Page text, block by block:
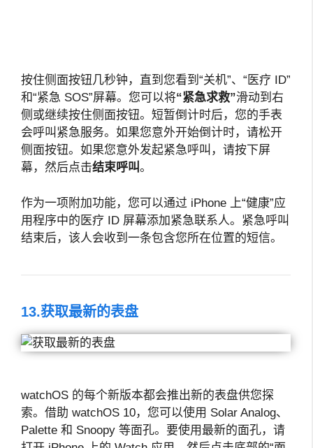
按住侧面按钮几秒钟，直到您看到“关机”、“医疗 ID”
和“紧急 SOS”屏幕。您可以将“紧急求救”滑动到右
侧或继续按住侧面按钮。短暂倒计时后，您的手表
会呼叫紧急服务。如果您意外开始倒计时，请松开
侧面按钮。如果您意外发起紧急呼叫，请按下屏
幕，然后点击结束呼叫。
作为一项附加功能，您可以通过 iPhone 上“健康”应
用程序中的医疗 ID 屏幕添加紧急联系人。紧急呼叫
结束后，该人会收到一条包含您所在位置的短信。
13.获取最新的表盘
watchOS 的每个新版本都会推出新的表盘供您探
索。借助 watchOS 10，您可以使用 Solar Analog、
Palette 和 Snoopy 等面孔。要使用最新的面孔，请